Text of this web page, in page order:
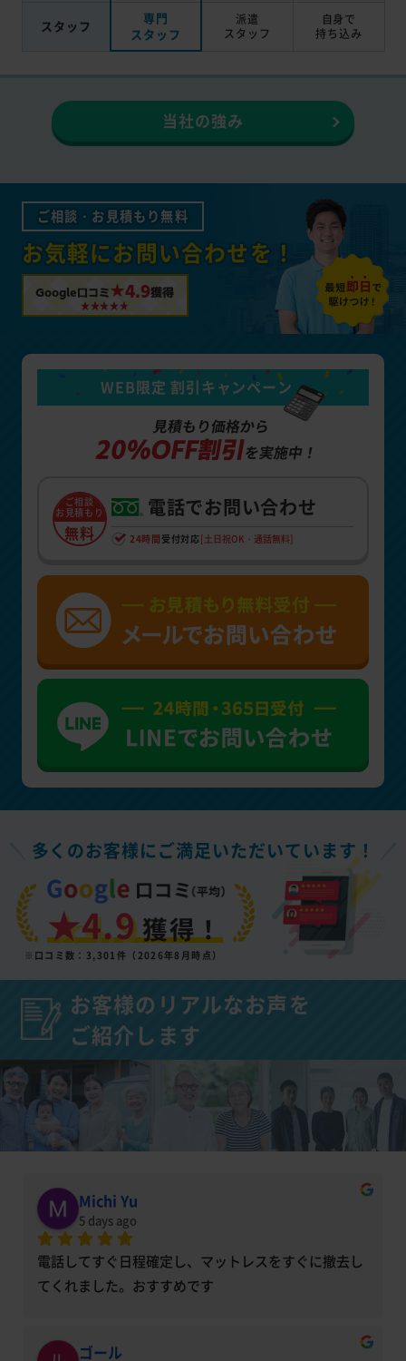
スタッフ
専門
スタッフ
派遣
スタッフ
自身で
持ち込み
当社の強み
ご相談・お見積もり無料
お気軽にお問い合わせを！
Google口コミ ★4.9獲得
WEB限定 割引キャンペーン
見積もり価格から
20%OFF割引を実施中！
ご相談
お見積もり
無料
電話でお問い合わせ
24時間 受付対応 [土日祝OK・通話無料]
多くのお客様にご満足いただいています！
★4.9獲得！
※口コミ数：3,301件（2026年8月時点）
お客様のリアルなお声を
ご紹介します
Michi Yu
5 days ago
電話してすぐ日程確定し、マットレスをすぐに撤去し
てくれました。おすすめです
ゴール